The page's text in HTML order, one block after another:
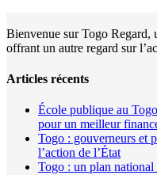
Bienvenue sur Togo Regard,
offrant un autre regard sur
Articles récents
École publique au
pour un meilleur
Togo : gouverneurs et
l’action de l’État
Togo : un plan national